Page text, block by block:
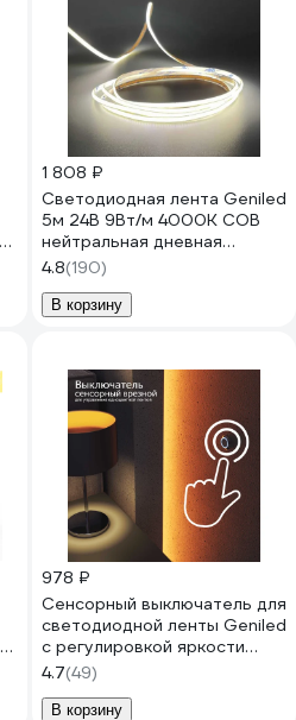
1 808 ₽
Светодиодная лента Geniled
5м 24В 9Вт/м 4000К COB
нейтральная дневная
подсветка 320 led/m IP33
5мм 03610
4.8(190)
В корзину
978 ₽
Сенсорный выключатель для
светодиодной ленты Geniled
с регулировкой яркости
сенсорная кнопка диммер
17019
4.7(49)
В корзину